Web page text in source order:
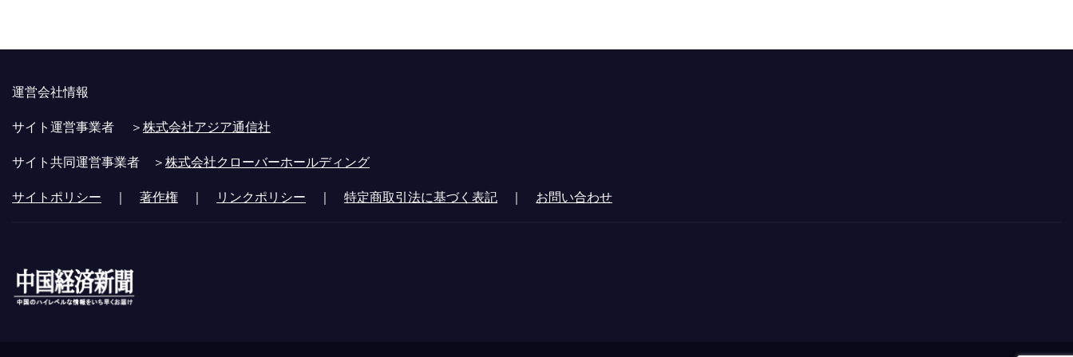
運営会社情報
サイト運営事業者 ＞株式会社アジア通信社
サイト共同運営事業者 ＞株式会社クローバーホールディング
サイトポリシー ｜ 著作権 ｜ リンクポリシー ｜ 特定商取引法に基づく表記 ｜ お問い合わせ